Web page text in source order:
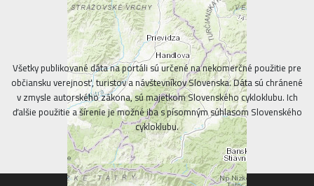
Všetky publikované dáta na portáli sú určené na nekomerčné použitie pre
občiansku verejnosť, turistov a návštevníkov Slovenska. Dáta sú chránené
v zmysle autorského zákona, sú majetkom Slovenského cykloklubu. Ich
ďalšie použitie a šírenie je možné iba s písomným súhlasom Slovenského
cykloklubu.